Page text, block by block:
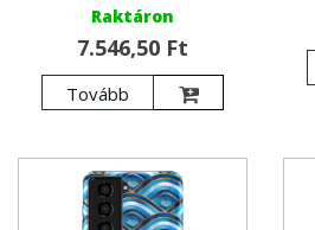
Raktáron
7.546,50 Ft
Tovább